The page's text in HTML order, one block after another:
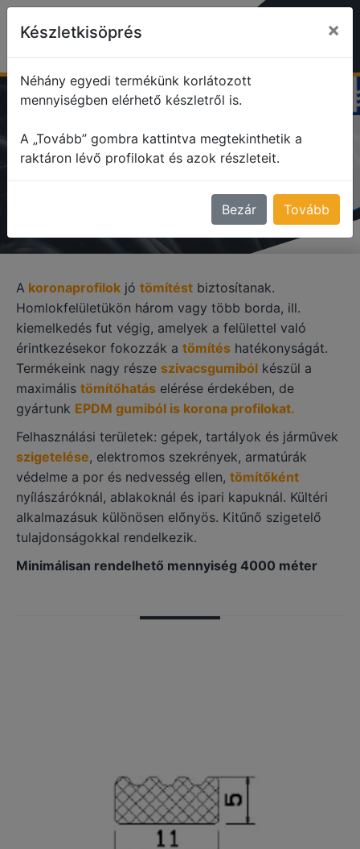
profile Korona profilok
A koronaprofilok jó tömítést biztosítanak.
Homlokfelületükön három vagy több borda, ill.
kiemelkedés fut végig, amelyek a felülettel való
érintkezésekor fokozzák a tömítés hatékonyságát.
Termékeink nagy része szivacsgumiból készül a
maximális tömítőhatás elérése érdekében, de
gyártunk EPDM gumiból is korona profilokat.
Felhasználási területek: gépek, tartályok és járművek
szigetelése, elektromos szekrények, armatúrák
védelme a por és nedvesség ellen, tömítőként
nyílászáróknál, ablakoknál és ipari kapuknál. Kültéri
alkalmazásuk különösen előnyös. Kitűnő szigetelő
tulajdonságokkal rendelkezik.
Minimálisan rendelhető mennyiség 4000 méter
Készletkisöprés ×
Néhány egyedi termékünk korlátozott
mennyiségben elérhető készletről is.
A „Tovább” gombra kattintva megtekinthetik a
raktáron lévő profilokat és azok részleteit.
Bezár Tovább